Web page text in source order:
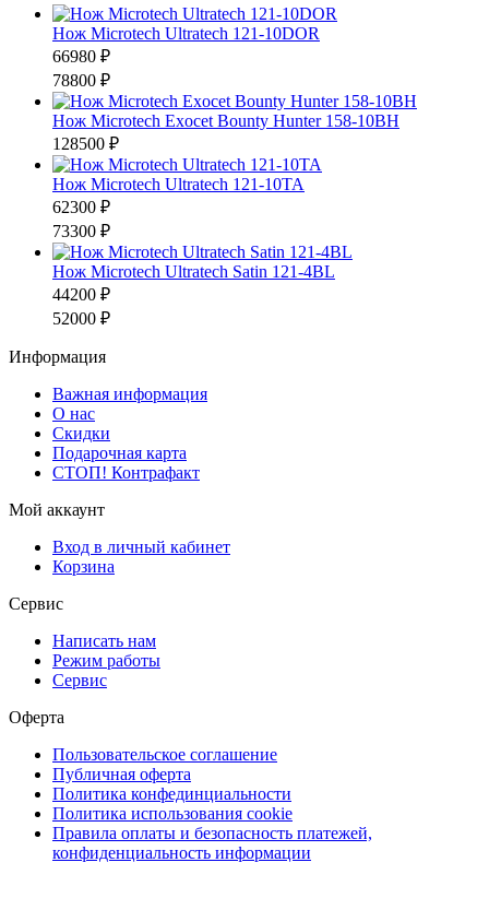
Нож Microtech Ultratech 121-10DOR
66980 ₽
78800 ₽
Нож Microtech Exocet Bounty Hunter 158-10BH
128500 ₽
Нож Microtech Ultratech 121-10TA
62300 ₽
73300 ₽
Нож Microtech Ultratech Satin 121-4BL
44200 ₽
52000 ₽
Информация
Важная информация
О нас
Скидки
Подарочная карта
СТОП! Контрафакт
Мой аккаунт
Вход в личный кабинет
Корзина
Сервис
Написать нам
Режим работы
Сервис
Оферта
Пользовательское соглашение
Публичная оферта
Политика конфединциальности
Политика использования cookie
Правила оплаты и безопасность платежей,
конфиденциальность информации